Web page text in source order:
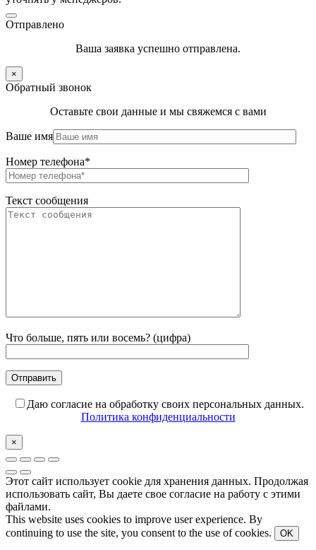
Отправлено
Ваша заявка успешно отправлена.
×
Обратный звонок
Оставьте свои данные и мы свяжемся с вами
Ваше имя
Номер телефона*
Текст сообщения
Что больше, пять или восемь? (цифра)
Даю согласие на обработку своих персональных данных.
Политика конфиденциальности
×
Этот сайт использует cookie для хранения данных. Продолжая
использовать сайт, Вы даете свое согласие на работу с этими
файлами.
This website uses cookies to improve user experience. By
continuing to use the site, you consent to the use of cookies.
OK